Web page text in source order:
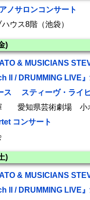
ノサロンコンサート
ウス8階（池袋）
)
& MUSICIANS
ll / DRUMMING LIVE』
ス スティーヴ・ライ
愛知県芸術劇場 小
コンサート
)
& MUSICIANS
ll / DRUMMING LIVE